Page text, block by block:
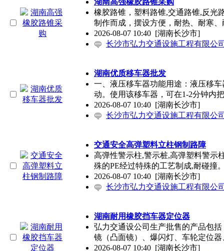
橡胶路锥，塑料路锥,交通路锥,反光
制作而成，摆设方便，耐热、耐寒、
2026-08-07 10:40 [湖南长沙市]
长沙市弘力交通设施工程有限公
湖南优质移车器批发
一、液压移车器功能用途：液压移
动。使用该移车器，可在1-2分钟内
2026-08-07 10:40 [湖南长沙市]
长沙市弘力交通设施工程有限公
交通安全高弹塑料立柱钢制路障
高弹性警示柱,警示桩,高弹塑料警示
殊的PE经过特殊的工艺制成,耐碰撞
2026-08-07 10:40 [湖南长沙市]
长沙市弘力交通设施工程有限公
湖南耐用橡胶挡车器定位器
弘力交通设公司生产批售的产品包
镜（凸面镜）、爆闪灯、车轮定位器
2026-08-07 10:40 [湖南长沙市]